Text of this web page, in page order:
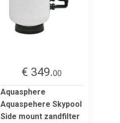
€ 349.00
Aquasphere
Aquaspehere Skypool
Side mount zandfilter